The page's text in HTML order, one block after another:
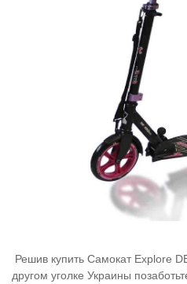
Решив купить Самокат Explore
другом уголке Украины